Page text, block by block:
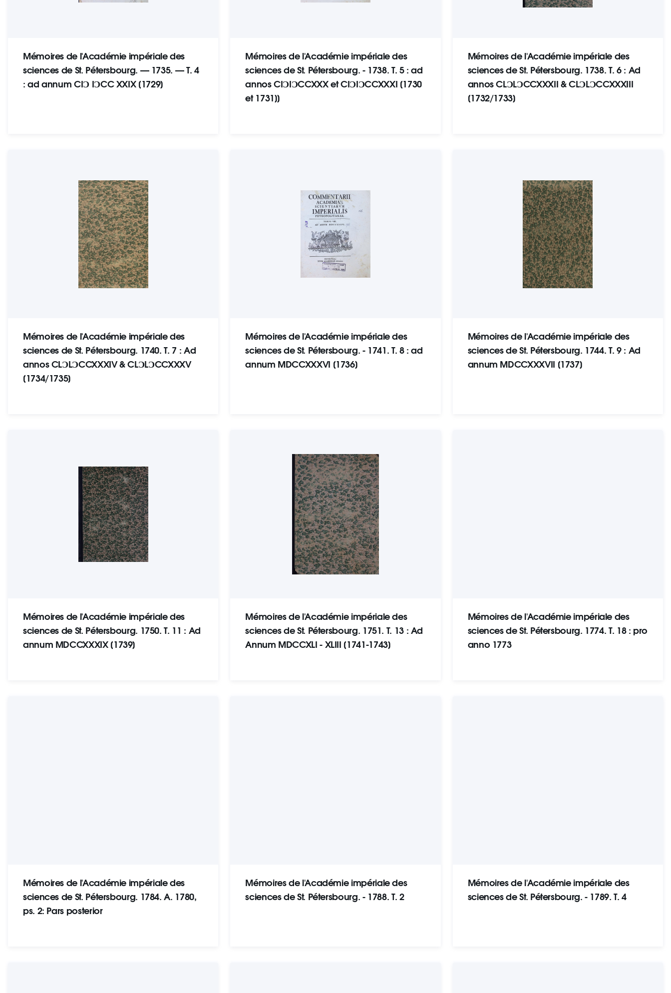
Mémoires de l'Académie impériale des
sciences de St. Pétersbourg. — 1735. — Т. 4
: ad annum CIƆ IƆCC XXIX [1729]
Mémoires de l'Académie impériale des
sciences de St. Pétersbourg. - 1738. Т. 5 : ad
annos CIƆIƆCCXXX et CIƆIƆCCXXXI [1730
et 1731]]
Mémoires de l'Académie impériale des
sciences de St. Pétersbourg. 1738. Т. 6 : Ad
annos CLƆLƆCCXXXII & CLƆLƆCCXXXIII
[1732/1733]
Mémoires de l'Académie impériale des
sciences de St. Pétersbourg. 1740. T. 7 : Ad
annos CLƆLƆCCXXXIV & CLƆLƆCCXXXV
[1734/1735]
Mémoires de l'Académie impériale des
sciences de St. Pétersbourg. - 1741. Т. 8 : ad
annum MDCCXXXVI [1736]
Mémoires de l'Académie impériale des
sciences de St. Pétersbourg. 1744. T. 9 : Ad
annum MDCCXXXVII [1737]
Mémoires de l'Académie impériale des
sciences de St. Pétersbourg. 1750. T. 11 : Ad
annum MDCCXXXIX [1739]
Mémoires de l'Académie impériale des
sciences de St. Pétersbourg. 1751. Т. 13 : Ad
Annum MDCCXLI - XLIII [1741-1743]
Mémoires de l'Académie impériale des
sciences de St. Pétersbourg. 1774. Т. 18 : pro
anno 1773
Mémoires de l'Académie impériale des
sciences de St. Pétersbourg. 1784. A. 1780,
ps. 2: Pars posterior
Mémoires de l'Académie impériale des
sciences de St. Pétersbourg. - 1788. T. 2
Mémoires de l'Académie impériale des
sciences de St. Pétersbourg. - 1789. T. 4